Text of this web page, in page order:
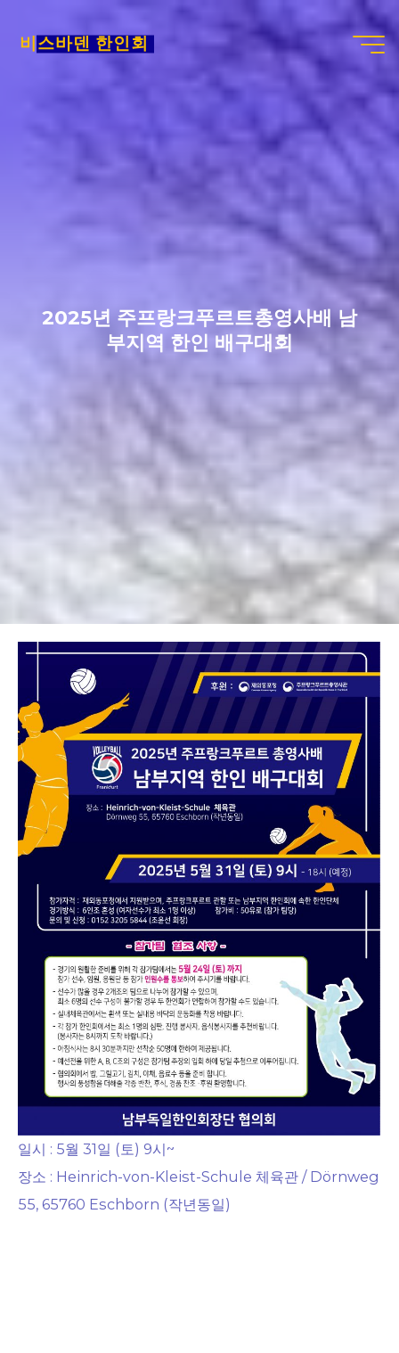
비스바덴 한인회
2025년 주프랑크푸르트총영사배 남
부지역 한인 배구대회
일시 : 5월 31일 (토) 9시~
장소 : Heinrich-von-Kleist-Schule 체육관 / Dörnweg
55, 65760 Eschborn (작년동일)